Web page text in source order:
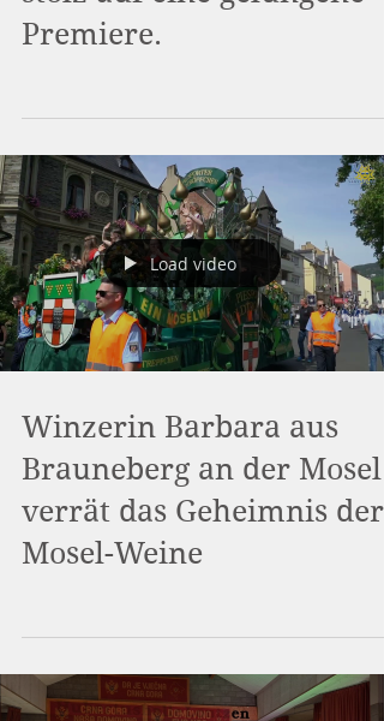
Premiere.
Load video
Winzerin Barbara aus
Brauneberg an der Mosel
verrät das Geheimnis der
Mosel-Weine